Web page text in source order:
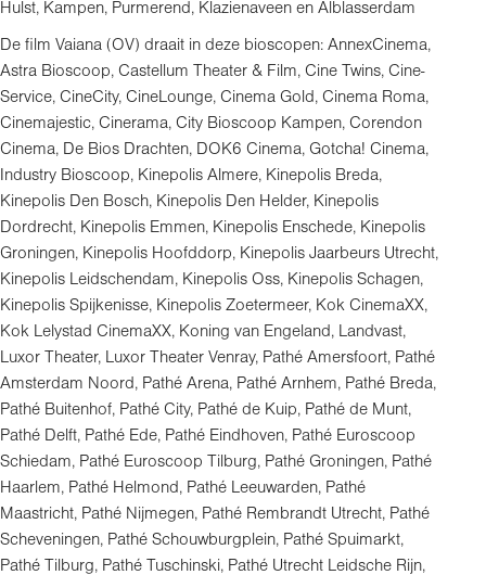
Hulst, Kampen, Purmerend, Klazienaveen en Alblasserdam
De film Vaiana (OV) draait in deze bioscopen: AnnexCinema,
Astra Bioscoop, Castellum Theater & Film, Cine Twins, Cine-
Service, CineCity, CineLounge, Cinema Gold, Cinema Roma,
Cinemajestic, Cinerama, City Bioscoop Kampen, Corendon
Cinema, De Bios Drachten, DOK6 Cinema, Gotcha! Cinema,
Industry Bioscoop, Kinepolis Almere, Kinepolis Breda,
Kinepolis Den Bosch, Kinepolis Den Helder, Kinepolis
Dordrecht, Kinepolis Emmen, Kinepolis Enschede, Kinepolis
Groningen, Kinepolis Hoofddorp, Kinepolis Jaarbeurs Utrecht,
Kinepolis Leidschendam, Kinepolis Oss, Kinepolis Schagen,
Kinepolis Spijkenisse, Kinepolis Zoetermeer, Kok CinemaXX,
Kok Lelystad CinemaXX, Koning van Engeland, Landvast,
Luxor Theater, Luxor Theater Venray, Pathé Amersfoort, Pathé
Amsterdam Noord, Pathé Arena, Pathé Arnhem, Pathé Breda,
Pathé Buitenhof, Pathé City, Pathé de Kuip, Pathé de Munt,
Pathé Delft, Pathé Ede, Pathé Eindhoven, Pathé Euroscoop
Schiedam, Pathé Euroscoop Tilburg, Pathé Groningen, Pathé
Haarlem, Pathé Helmond, Pathé Leeuwarden, Pathé
Maastricht, Pathé Nijmegen, Pathé Rembrandt Utrecht, Pathé
Scheveningen, Pathé Schouwburgplein, Pathé Spuimarkt,
Pathé Tilburg, Pathé Tuschinski, Pathé Utrecht Leidsche Rijn,